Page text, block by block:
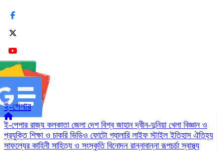
ই-পেপার
ই-পেপার রাজ্য কলকাতা জেলা দেশ বিশ্ব জাহানদ্বীন-দুনিয়া খেলা বিজ্ঞান ও
প্রযুক্তি শিক্ষা ও চাকরি ভিডিও ফোটো গ্যালারি লাইফ স্টাইলইতিহাস ঐতিহ্য
সাফল্যের কাহিনী সাহিত্য ও সংস্কৃতি বিনোদন রান্নাবান্নারূপচর্চাস্বাস্থ্য